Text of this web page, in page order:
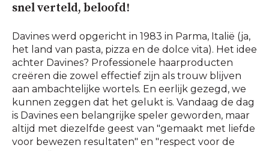
snel verteld, beloofd!
Davines werd opgericht in 1983 in Parma, Italië (ja,
het land van pasta, pizza en de dolce vita). Het idee
achter Davines? Professionele haarproducten
creëren die zowel effectief zijn als trouw blijven
aan ambachtelijke wortels. En eerlijk gezegd, we
kunnen zeggen dat het gelukt is. Vandaag de dag
is Davines een belangrijke speler geworden, maar
altijd met diezelfde geest van "gemaakt met liefde
voor bewezen resultaten" en "respect voor de